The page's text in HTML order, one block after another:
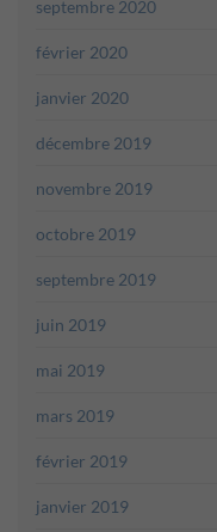
septembre 2020
février 2020
janvier 2020
décembre 2019
novembre 2019
octobre 2019
septembre 2019
juin 2019
mai 2019
mars 2019
février 2019
janvier 2019